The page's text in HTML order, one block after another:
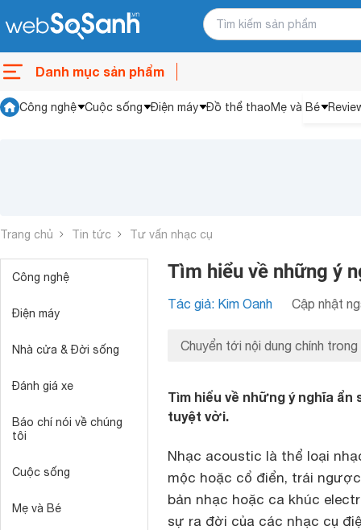
Danh mục sản phẩm
Công nghệ Cuộc sống Điện máy Đồ thể thaoMẹ và Bé
Trang chủ Tin tức Tư vấn nhạc cụ
Công nghệ
Điện máy
Nhà cửa & Đời sống
Đánh giá xe
Báo chí nói về chúng
tôi
Cuộc sống
Mẹ và Bé
Tìm hiểu về những ý
Tác giả: Kim Oanh Cập nhật
Chuyển tới nội dung chính trong
Tìm hiểu về những ý nghĩa
tuyệt vời.
Nhạc acoustic là thể loại
mộc hoặc cổ điển, trái
bản nhạc hoặc ca khúc
sự ra đời của các nhạc cụ